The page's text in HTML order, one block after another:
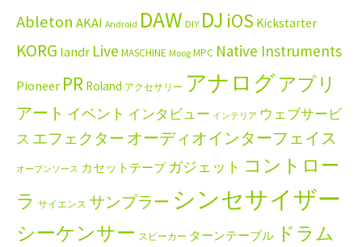
Ableton AKAI Android DAW DIY DJ iOS Kickstarter
KORG landr Live MASCHINE Moog MPC Native Instruments
Pioneer PR Roland アクセサリー アナログアプリ
アート イベント インタビュー インテリア ウェブサービ
ス エフェクター オーディオインターフェイス
オープンソース カセットテープ ガジェット コントロー
ラ サイエンス サンプラー シンセサイザー
シーケンサー スピーカー ターンテーブル ドラム